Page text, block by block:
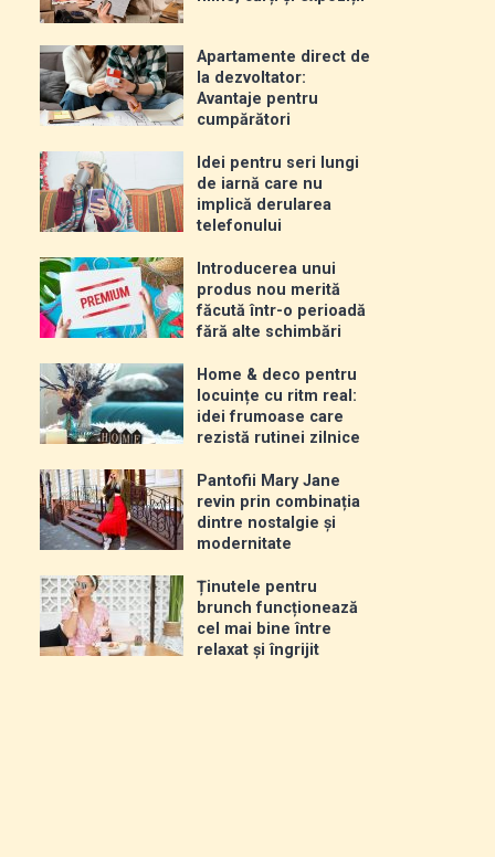
Apartamente direct de
la dezvoltator:
Avantaje pentru
cumpărători
Idei pentru seri lungi
de iarnă care nu
implică derularea
telefonului
Introducerea unui
produs nou merită
făcută într-o perioadă
fără alte schimbări
Home & deco pentru
locuințe cu ritm real:
idei frumoase care
rezistă rutinei zilnice
Pantofii Mary Jane
revin prin combinația
dintre nostalgie și
modernitate
Ținutele pentru
brunch funcționează
cel mai bine între
relaxat și îngrijit